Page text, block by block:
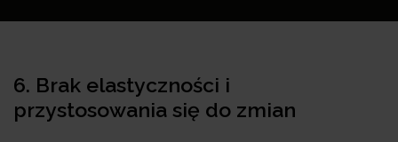
6. Brak elastyczności i
przystosowania się do zmian